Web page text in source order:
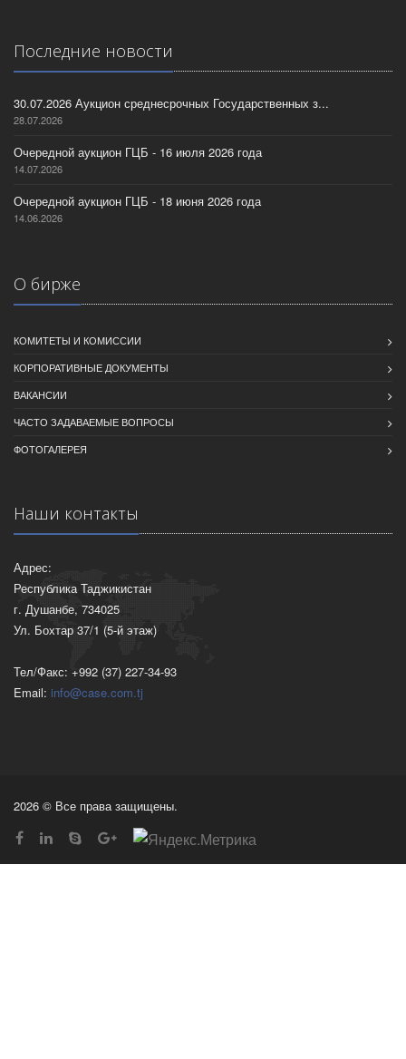
Последние новости
30.07.2026 Аукцион среднесрочных Государственных з...
28.07.2026
Очередной аукцион ГЦБ - 16 июля 2026 года
14.07.2026
Очередной аукцион ГЦБ - 18 июня 2026 года
14.06.2026
О бирже
КОМИТЕТЫ И КОМИССИИ
КОРПОРАТИВНЫЕ ДОКУМЕНТЫ
ВАКАНСИИ
ЧАСТО ЗАДАВАЕМЫЕ ВОПРОСЫ
ФОТОГАЛЕРЕЯ
Наши контакты
Адрес:
Республика Таджикистан
г. Душанбе, 734025
Ул. Бохтар 37/1 (5-й этаж)
Тел/Факс: +992 (37) 227-34-93
Email: info@case.com.tj
2026 © Все права защищены.